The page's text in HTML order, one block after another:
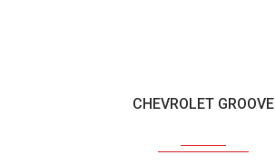
CHEVROLET GROOVE